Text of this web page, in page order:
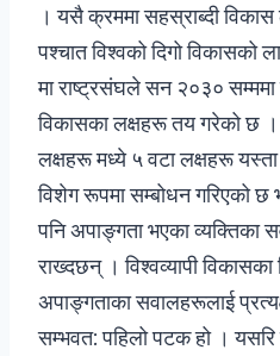
। यसै क्रममा सहस्राब्दी विकास
पश्चात विश्वको दिगो विकासको
मा राष्ट्रसंघले सन २०३० सम्ममा
विकासका लक्षहरू तय गरेको छ ।
लक्षहरू मध्ये ५ वटा लक्षहरू
विशेग रूपमा सम्बोधन गरिएको छ
पनि अपाङ्गता भएका व्यक्तिका
राख्दछन् । विश्वव्यापी विकासका
अपाङ्गताका सवालहरूलाई
सम्भवत: पहिलो पटक हो । यसरि